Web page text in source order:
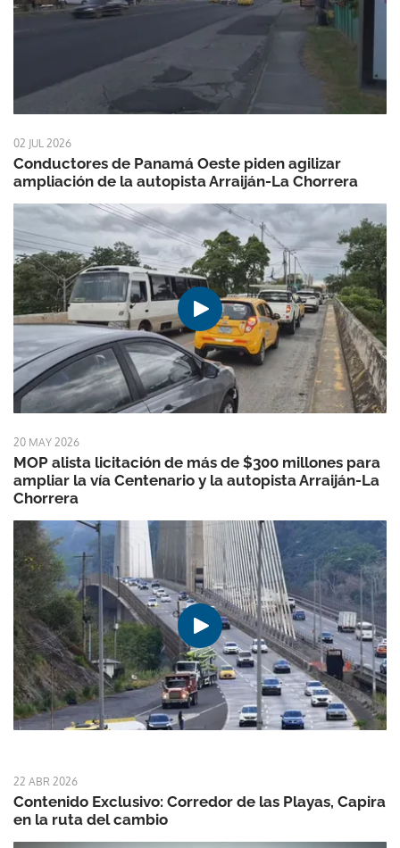
02 JUL 2026
Conductores de Panamá Oeste piden agilizar
ampliación de la autopista Arraiján-La Chorrera
20 MAY 2026
MOP alista licitación de más de $300 millones para
ampliar la vía Centenario y la autopista Arraiján-La
Chorrera
22 ABR 2026
Contenido Exclusivo: Corredor de las Playas, Capira
en la ruta del cambio